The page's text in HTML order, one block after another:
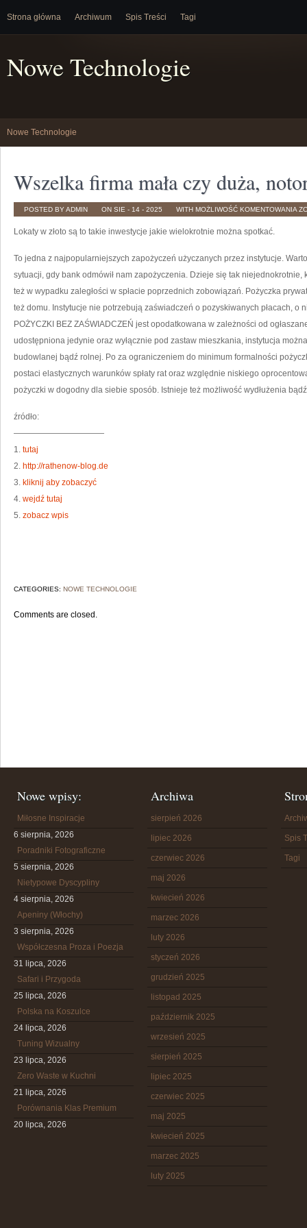
Strona główna Archiwum Spis Treści Tagi
Nowe Technologie
Nowe Technologie
Wszelka firma mała czy duża,
POSTED BY ADMIN ON SIE - 14 - 2025 WITH MOŻLIWOŚĆ KOMENTOWANIA
Lokaty w złoto są to takie inwestycje jakie wielokrotnie można spotkać.
To jedna z najpopularniejszych zapożyczeń użyczanych przez instytucje.
sytuacji, gdy bank odmówił nam zapożyczenia. Dzieje się tak niejednokrotnie,
też w wypadku zaległości w spłacie poprzednich zobowiązań. Pożyczka
też domu. Instytucje nie potrzebują zaświadczeń o pozyskiwanych płacach, o
POŻYCZKI BEZ ZAŚWIADCZEŃ jest opodatkowana w zależności od
udostępniona jedynie oraz wyłącznie pod zastaw mieszkania, instytucja
budowlanej bądź rolnej. Po za ograniczeniem do minimum formalności
postaci elastycznych warunków spłaty rat oraz względnie niskiego
pożyczki w dogodny dla siebie sposób. Istnieje też możliwość wydłużenia
źródło:
———————————
1. tutaj
2. http://rathenow-blog.de
3. kliknij aby zobaczyć
4. wejdź tutaj
5. zobacz wpis
CATEGORIES: NOWE TECHNOLOGIE
Comments are closed.
Nowe wpisy:
Miłosne Inspiracje
6 sierpnia, 2026
Poradniki Fotograficzne
5 sierpnia, 2026
Nietypowe Dyscypliny
4 sierpnia, 2026
Apeniny (Włochy)
3 sierpnia, 2026
Współczesna Proza i Poezja
31 lipca, 2026
Safari i Przygoda
25 lipca, 2026
Polska na Koszulce
24 lipca, 2026
Tuning Wizualny
23 lipca, 2026
Zero Waste w Kuchni
21 lipca, 2026
Porównania Klas Premium
20 lipca, 2026
Archiwa
sierpień 2026
lipiec 2026
czerwiec 2026
maj 2026
kwiecień 2026
marzec 2026
luty 2026
styczeń 2026
grudzień 2025
listopad 2025
październik 2025
wrzesień 2025
sierpień 2025
lipiec 2025
czerwiec 2025
maj 2025
kwiecień 2025
marzec 2025
luty 2025
Spis
Tagi